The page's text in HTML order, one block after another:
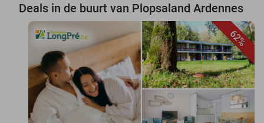
Deals in de buurt van Plopsaland Ardennes
62%